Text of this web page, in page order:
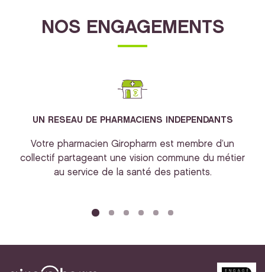
NOS ENGAGEMENTS
UN RESEAU DE PHARMACIENS INDEPENDANTS
Votre pharmacien Giropharm est membre d’un
collectif partageant une vision commune du métier
au service de la santé des patients.